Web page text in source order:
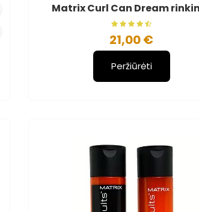
Matrix Curl Can Dream
21,00 €
Peržiūrėti